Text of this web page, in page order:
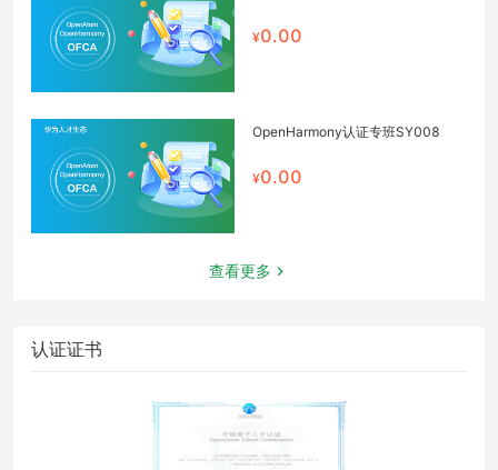
0.00
OpenHarmony认证专班SY008
0.00
查看更多
认证证书